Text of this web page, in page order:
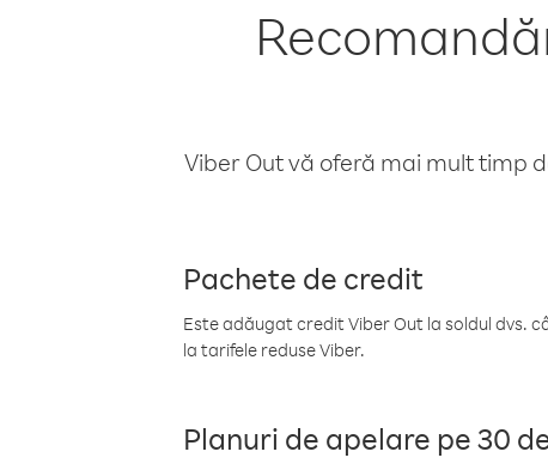
Viber Out vă oferă mai mult timp
Pachete de credit
Este adăugat credit Viber Out la soldul dvs.
la tarifele reduse Viber.
Planuri de apelare pe 30